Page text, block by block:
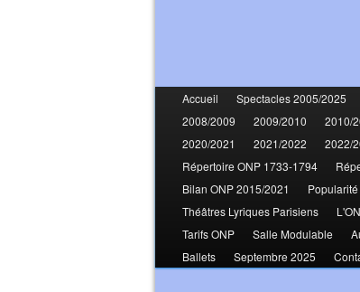
Accueil Spectacles 2005/2025
2008/2009
2009/2010 2010/
2020/2021
2021/2022 2022/
Répertoire ONP 1733-1794
Bilan ONP 2015/2021
Théâtres Lyriques Parisiens
Tarifs ONP
Salle Modulable
Ballets
Septembre 2025